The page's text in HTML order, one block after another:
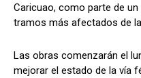
Caricuao, como parte de
tramos más afectados de
Las obras comenzarán el
mejorar el estado de la vía